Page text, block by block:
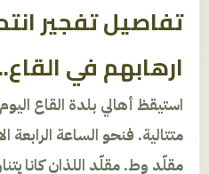
تفاصيل تفجير
ارهابهم في
استيقظ أهالي بلدة القاع
مقلّد وط. مقلّد اللذان كانا